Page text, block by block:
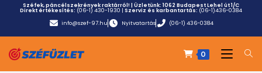
Széfek, páncélszekrények raktárról! | Üzletünk:1062 Budapest Lehel út 1/C
Direkt értékesítés: (06-1) 430-1930 | Szerviz és karbantartás: (06-1)436-0384
info@szef-97.hu
Nyitvatartás (06-1) 436-0384
0